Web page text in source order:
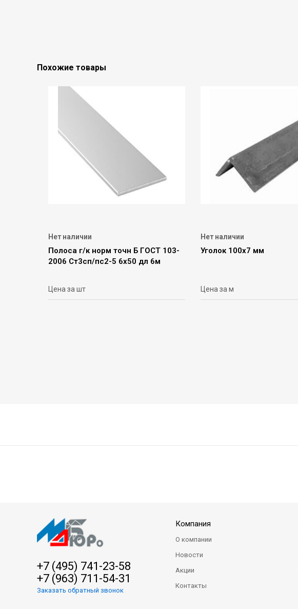
Похожие товары
Нет наличии
Полоса г/к норм точн Б ГОСТ 103-
2006 Ст3сп/пс2-5 6х50 дл 6м
Цена за шт
Нет наличии
Уголок 100х7 мм
Цена за м
+7 (495) 741-23-58
+7 (963) 711-54-31
Заказать обратный звонок
Компания
О компании
Новости
Акции
Контакты